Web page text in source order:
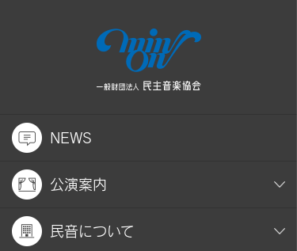
NEWS
公演案内
民音について